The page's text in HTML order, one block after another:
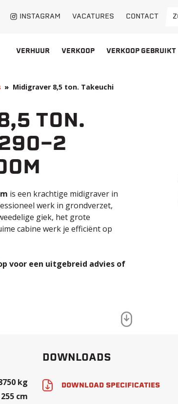
INSTAGRAM VACATURES CONTACT
VERHUUR VERKOOP VERKOOP GEBRUIKT
Midigraver 8,5 ton. Takeuchi
TON.
2
is een krachtige midigraver in
werk in grondverzet,
giek, het grote
cabine werk je efficiënt op
voor een uitgebreid advies of
kg
255 cm
DOWNLOADS
DOWNLOAD SPECIFICATIES